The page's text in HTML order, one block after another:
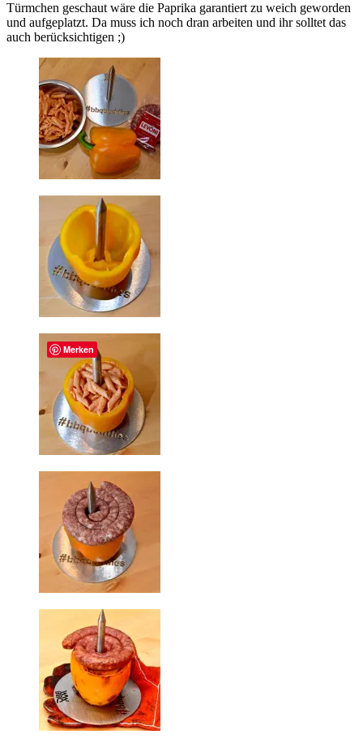
Türmchen geschaut wäre die Paprika garantiert zu weich geworden
und aufgeplatzt. Da muss ich noch dran arbeiten und ihr solltet das
auch berücksichtigen ;)
Merken